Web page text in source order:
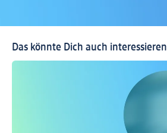
Das könnte Dich auch interessieren